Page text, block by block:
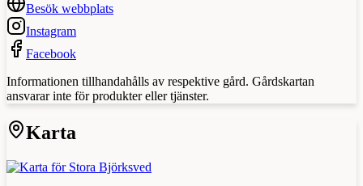
Besök webbplats
Instagram
Facebook
Informationen tillhandahålls av respektive gård. Gårdskartan
ansvarar inte för produkter eller tjänster.
Karta